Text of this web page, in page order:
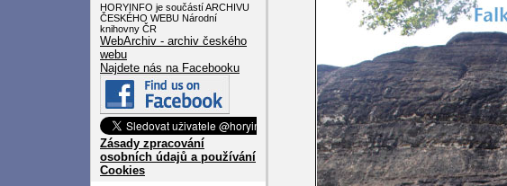
HORYINFO je součástí ARCHIVU
ČESKÉHO WEBU Národní
knihovny ČR
WebArchiv - archiv českého
webu
Najdete nás na Facebooku
Zásady zpracování
osobních údajů a používání
Cookies